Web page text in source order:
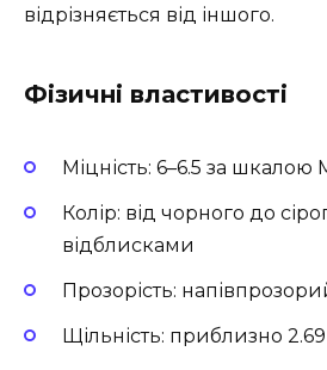
відрізняється від іншого.
Фізичні властивості
Міцність: 6–6.5 за шкалою
Колір: від чорного до
відблисками
Прозорість:
Щільність: приблизно